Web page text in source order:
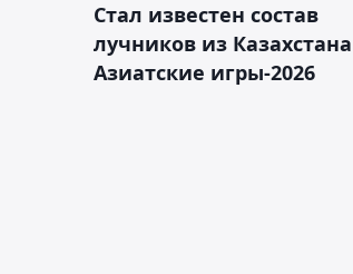
Стал известен состав
лучников из
Азиатские игры-2026